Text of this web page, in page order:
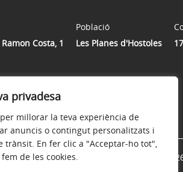
privadesa
millorar la teva experiència de
anuncis o contingut personalitzats i
trànsit. En fer clic a "Acceptar-ho tot",
de les cookies.
Costa, 1
Població
Les Planes d'Hostoles
de privacitat ©